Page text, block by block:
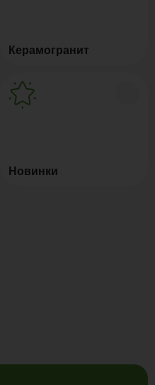
Керамогранит
Новинки